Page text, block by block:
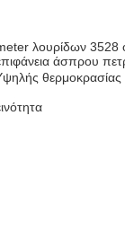
λουρίδων 3528
άσπρου